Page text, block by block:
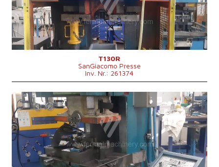
Kontrollsystem
nein
T130R
SanGiacomo Presse
Inv. Nr.: 261374
Baujahr:
0
Presskraft
100 t
Die Abmessungen des Desktopmm
Kontrollsystem
nein